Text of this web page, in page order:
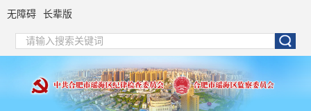
无障碍 长辈版